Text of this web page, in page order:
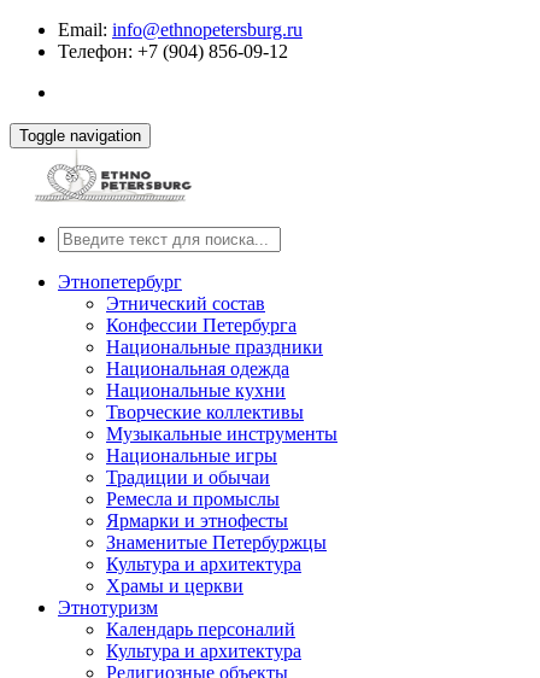
Email: info@ethnopetersburg.ru
Телефон: +7 (904) 856-09-12
Toggle navigation
Этнопетербург
Этнический состав
Конфессии Петербурга
Национальные праздники
Национальная одежда
Национальные кухни
Творческие коллективы
Музыкальные инструменты
Национальные игры
Традиции и обычаи
Ремесла и промыслы
Ярмарки и этнофесты
Знаменитые Петербуржцы
Культура и архитектура
Храмы и церкви
Этнотуризм
Календарь персоналий
Культура и архитектура
Религиозные объекты